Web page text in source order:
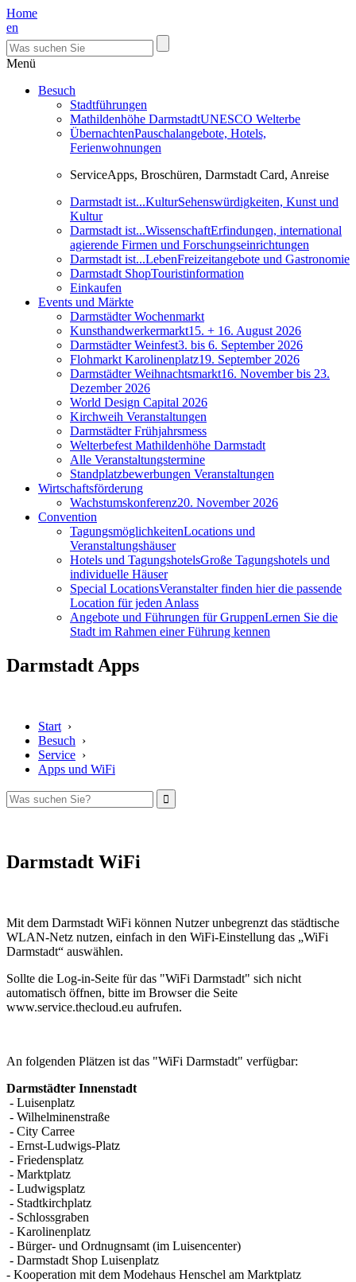
Home
en
Menü
Besuch
Stadtführungen
Mathildenhöhe DarmstadtUNESCO Welterbe
ÜbernachtenPauschalangebote, Hotels,
Ferienwohnungen
ServiceApps, Broschüren, Darmstadt Card, Anreise
Darmstadt ist...KulturSehenswürdigkeiten, Kunst und
Kultur
Darmstadt ist...WissenschaftErfindungen, international
agierende Firmen und Forschungseinrichtungen
Darmstadt ist...LebenFreizeitangebote und Gastronomie
Darmstadt ShopTouristinformation
Einkaufen
Events und Märkte
Darmstädter Wochenmarkt
Kunsthandwerkermarkt15. + 16. August 2026
Darmstädter Weinfest3. bis 6. September 2026
Flohmarkt Karolinenplatz19. September 2026
Darmstädter Weihnachtsmarkt16. November bis 23.
Dezember 2026
World Design Capital 2026
Kirchweih Veranstaltungen
Darmstädter Frühjahrsmess
Welterbefest Mathildenhöhe Darmstadt
Alle Veranstaltungstermine
Standplatzbewerbungen Veranstaltungen
Wirtschaftsförderung
Wachstumskonferenz20. November 2026
Convention
TagungsmöglichkeitenLocations und
Veranstaltungshäuser
Hotels und TagungshotelsGroße Tagungshotels und
individuelle Häuser
Special LocationsVeranstalter finden hier die passende
Location für jeden Anlass
Angebote und Führungen für GruppenLernen Sie die
Stadt im Rahmen einer Führung kennen
Darmstadt Apps
Start ›
Besuch ›
Service ›
Apps und WiFi
Darmstadt WiFi
Mit dem Darmstadt WiFi können Nutzer unbegrenzt das städtische
WLAN-Netz nutzen, einfach in den WiFi-Einstellung das „WiFi
Darmstadt“ auswählen.
Sollte die Log-in-Seite für das "WiFi Darmstadt" sich nicht
automatisch öffnen, bitte im Browser die Seite
www.service.thecloud.eu aufrufen.
An folgenden Plätzen ist das "WiFi Darmstadt" verfügbar:
Darmstädter Innenstadt
- Luisenplatz
- Wilhelminenstraße
- City Carree
- Ernst-Ludwigs-Platz
- Friedensplatz
- Marktplatz
- Ludwigsplatz
- Stadtkirchplatz
- Schlossgraben
- Karolinenplatz
- Bürger- und Ordnugnsamt (im Luisencenter)
- Darmstadt Shop Luisenplatz
- Kooperation mit dem Modehaus Henschel am Marktplatz